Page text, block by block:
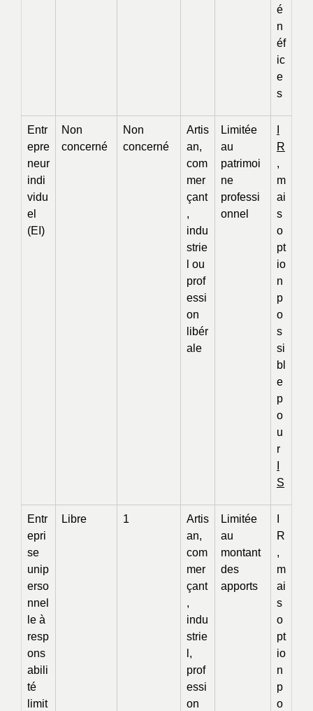
é
n
éf
ic
e
s
Entr
epre
neur
indi
vidu
el
(EI)
Non
concerné
Non
concerné
Artis
an,
com
mer
çant
,
indu
strie
l ou
prof
essi
on
libér
ale
Limitée
au
patrimoi
ne
professi
onnel
R
,
m
ai
s
o
pt
io
n
p
o
s
si
bl
e
p
o
u
r
S
Entr
epri
se
unip
erso
nnel
le à
resp
ons
abili
té
limit
Libre 1
Artis
an,
com
mer
çant
,
indu
strie
l,
prof
essi
on
Limitée
au
montant
des
apports
R
,
m
ai
s
o
pt
io
n
p
o